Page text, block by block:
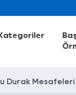
Durak Mesafeleri